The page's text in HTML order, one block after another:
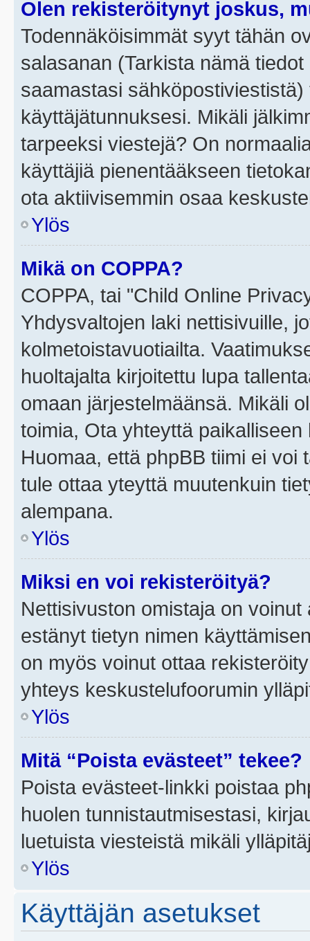
Olen rekisteröitynyt joskus,
Todennäköisimmät syyt tähän
salasanan (Tarkista nämä
saamastasi
käyttäjätunnuksesi. Mikäli
tarpeeksi viestejä? On
käyttäjiä pienentääkseen
ota aktiivisemmin osaa
Ylös
Mikä on COPPA?
COPPA, tai "Child Online
Yhdysvaltojen laki nettisivuille,
kolmetoistavuotiailta.
huoltajalta kirjoitettu lupa
omaan järjestelmäänsä. Mikäli
toimia, Ota yhteyttä
Huomaa, että phpBB tiimi ei voi
tule ottaa yteyttä muutenkuin
alempana.
Ylös
Miksi en voi rekisteröityä?
Nettisivuston omistaja on
estänyt tietyn nimen
on myös voinut ottaa
yhteys keskustelufoorumin
Ylös
Mitä “Poista evästeet” tekee?
Poista evästeet-linkki poistaa
huolen tunnistautmisestasi,
luetuista viesteistä mikäli
Ylös
Käyttäjän asetukset